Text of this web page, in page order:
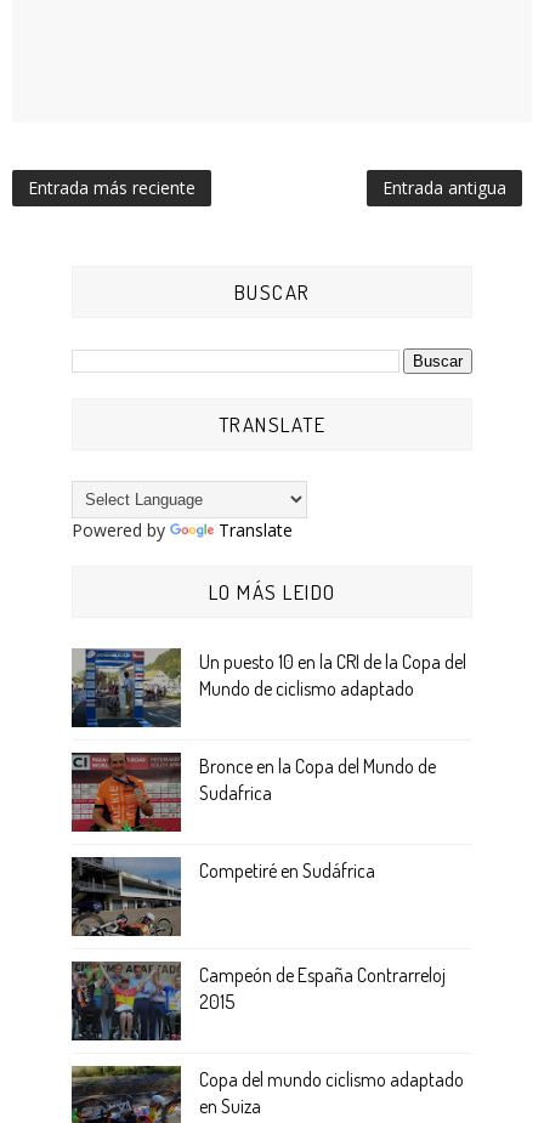
Entrada más reciente Entrada antigua
BUSCAR
TRANSLATE
Powered by Translate
LO MÁS LEIDO
Un puesto 10 en la CRI de la Copa del
Mundo de ciclismo adaptado
Bronce en la Copa del Mundo de
Sudafrica
Competiré en Sudáfrica
Campeón de España Contrarreloj
2015
Copa del mundo ciclismo adaptado
en Suiza